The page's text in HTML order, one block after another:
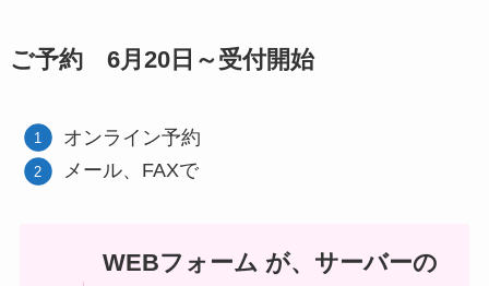
ご予約 6月20日～受付開始
オンライン予約
メール、FAXで
WEBフォーム が、サーバーの